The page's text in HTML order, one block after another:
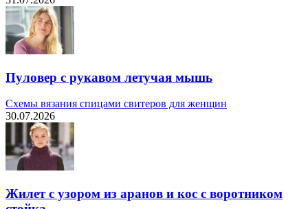
Пуловер с рукавом летучая мышь
Схемы вязания спицами свитеров для женщин
30.07.2026
Жилет с узором из аранов и кос с воротником